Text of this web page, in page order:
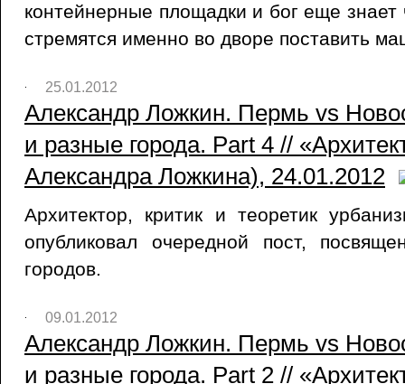
контейнерные площадки и бог еще знает
стремятся именно во дворе поставить
25.01.2012
Александр Ложкин. Пермь vs
и разные города. Part 4 //
Александра Ложкина), 24.01.2012
Архитектор, критик и теоретик
опубликовал очередной пост,
городов.
09.01.2012
Александр Ложкин. Пермь vs
и разные города. Part 2 //